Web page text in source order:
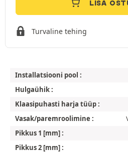
LISA
Turvaline tehing
Installatsiooni pool :
Hulgaühik :
Klaasipuhasti harja tüüp :
Vasak/paremroolimine :
Pikkus 1 [mm] :
Pikkus 2 [mm] :